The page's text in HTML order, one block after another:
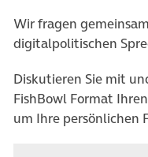
Wir fragen
digitalpolitischen
Diskutieren Sie mit
FishBowl Format
um Ihre persönlichen